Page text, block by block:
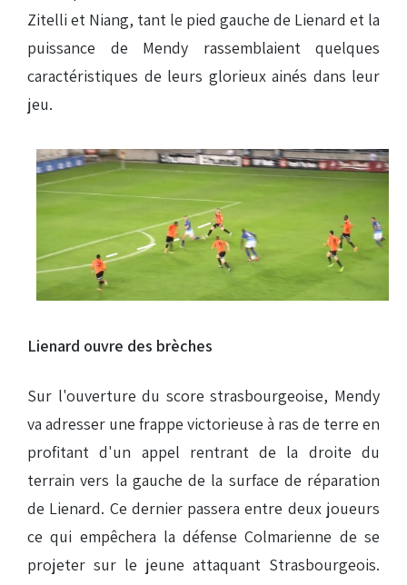
Zitelli et Niang, tant le pied gauche de Lienard et la
puissance de Mendy rassemblaient quelques
caractéristiques de leurs glorieux ainés dans leur
jeu.
Lienard ouvre des brèches
Sur l'ouverture du score strasbourgeoise, Mendy
va adresser une frappe victorieuse à ras de terre en
profitant d'un appel rentrant de la droite du
terrain vers la gauche de la surface de réparation
de Lienard. Ce dernier passera entre deux joueurs
ce qui empêchera la défense Colmarienne de se
projeter sur le jeune attaquant Strasbourgeois.